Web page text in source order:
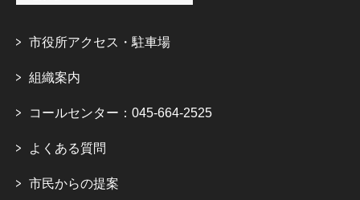
市役所アクセス・駐車場
組織案内
コールセンター：045-664-2525
よくある質問
市民からの提案